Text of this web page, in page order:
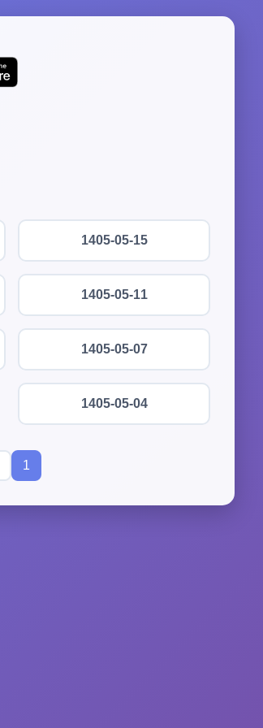
1405-05-15
1405-05-11
1405-05-07
1405-05-04
1